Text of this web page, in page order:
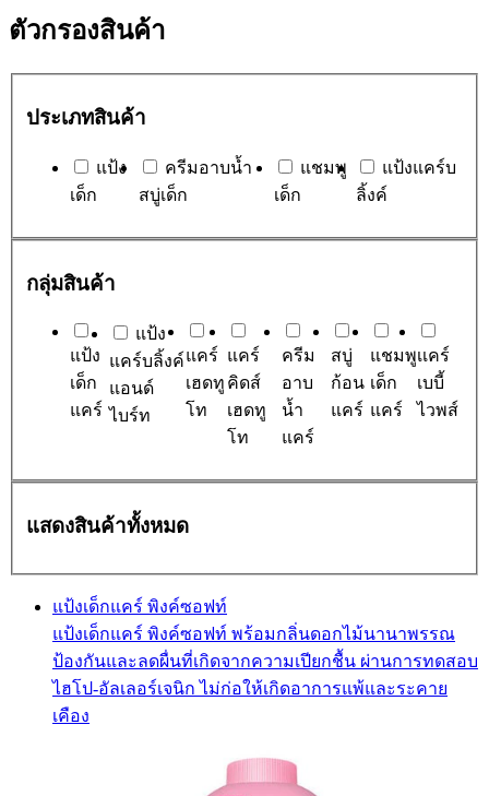
ตัวกรองสินค้า
ประเภทสินค้า
แป้ง
เด็ก
ครีมอาบน้ำ
สบู่เด็ก
แชมพู
เด็ก
แป้งแคร์บ
ลิ้งค์
กลุ่มสินค้า
แป้ง
เด็ก
แคร์
แป้ง
แคร์บลิ้งค์
แอนด์
ไบร์ท
แคร์
เฮดทู
โท
แคร์
คิดส์
เฮดทู
โท
ครีม
อาบ
น้ำ
แคร์
สบู่
ก้อน
แคร์
แชมพู
เด็ก
แคร์
เเคร์
เบบี้
ไวพส์
แสดงสินค้าทั้งหมด
แป้งเด็กแคร์ พิงค์ซอฟท์
แป้งเด็กแคร์ พิงค์ซอฟท์ พร้อมกลิ่นดอกไม้นานาพรรณ
ป้องกันและลดผื่นที่เกิดจากความเปียกชื้น ผ่านการทดสอบ
ไฮโป-อัลเลอร์เจนิก ไม่ก่อให้เกิดอาการแพ้และระคาย
เคือง